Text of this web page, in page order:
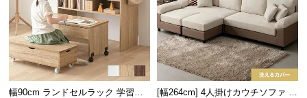
お
知
せ幅90cm ランドセルラック 学習机
[幅264cm] 4人掛けカウチソファ L